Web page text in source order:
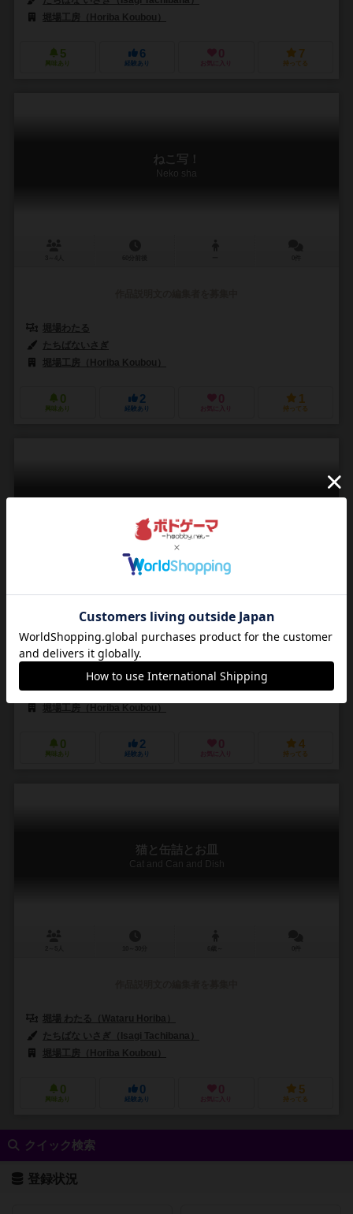
堀場工房（Horiba Koubou）
5
興味あり
6
経験あり
0
お気に入り
7
持ってる
ねこ写！
Neko sha
堀場わたる
たちばないさぎ
堀場工房（Horiba Koubou）
0
興味あり
2
経験あり
0
お気に入り
1
持ってる
Nekokan
作品説明文の編集者を募集中
堀場 わたる（Wataru Horiba）
たちばな いさぎ（Isagi Tachibana）
堀場工房（Horiba Koubou）
0
興味あり
2
経験あり
0
お気に入り
4
持ってる
猫と缶詰とお皿
Cat and Can and Dish
堀場 わたる（Wataru Horiba）
たちばな いさぎ（Isagi Tachibana）
堀場工房（Horiba Koubou）
0
興味あり
0
経験あり
0
お気に入り
5
持ってる
クイック検索
登録状況